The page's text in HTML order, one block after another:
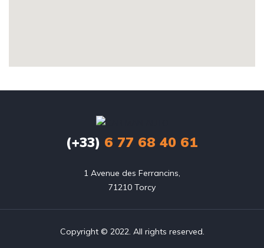
(+33) 6 77 68 40 61
1 Avenue des Ferrancins,
71210 Torcy
Copyright © 2022. All rights reserved.